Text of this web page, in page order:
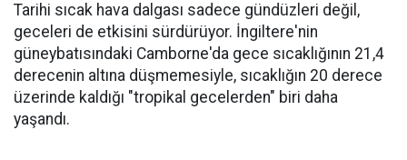
Tarihi sıcak hava dalgası sadece gündüzleri değil,
geceleri de etkisini sürdürüyor. İngiltere'nin
güneybatısındaki Camborne'da gece sıcaklığının 21,4
derecenin altına düşmemesiyle, sıcaklığın 20 derece
üzerinde kaldığı "tropikal gecelerden" biri daha
yaşandı.